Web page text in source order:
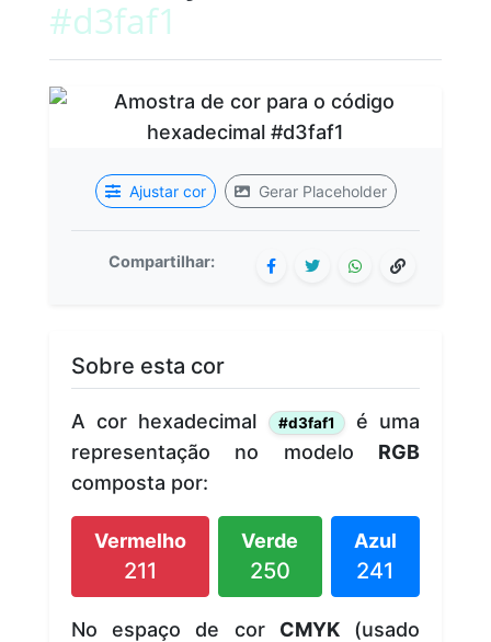
#d3faf1
Ajustar cor Gerar Placeholder
Compartilhar:
Sobre esta cor
A cor hexadecimal #d3faf1
é uma
representação no modelo RGB
composta por:
Vermelho
211
Verde
250
Azul
241
No espaço de cor CMYK(usado